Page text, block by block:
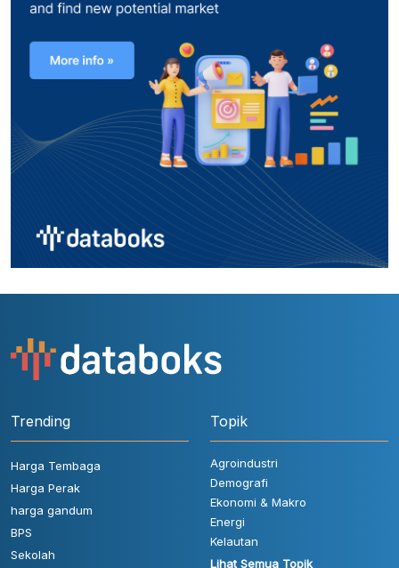
Trending
Harga Tembaga
Harga Perak
harga gandum
BPS
Sekolah
Topik
Agroindustri
Demografi
Ekonomi & Makro
Energi
Kelautan
Lihat Semua Topik